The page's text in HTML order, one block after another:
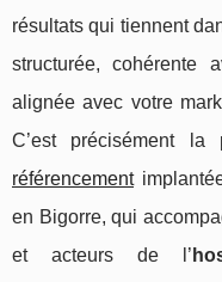
résultats qui tiennent
structurée, cohérente
alignée avec votre
C’est précisément la
référencement
en Bigorre, qui
et acteurs de l’